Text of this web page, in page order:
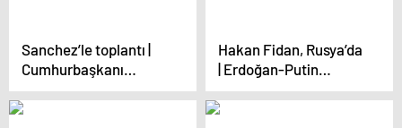
Sanchez’le toplantı |
Cumhurbaşkanı
Erdoğan: İspanya’nın
Filistin Devletini
Hakan Fidan, Rusya’da
| Erdoğan-Putin
görüşmesinde tarih
belli oldu